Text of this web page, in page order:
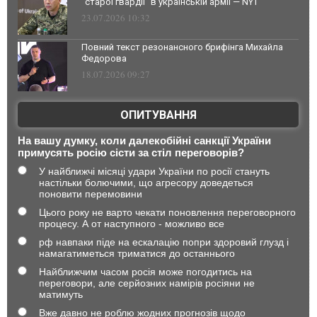
23.07.2026 10:32
Повний текст резонансного брифінга Михайла
Федорова
18.07.2026 09:27
ОПИТУВАННЯ
На вашу думку, коли далекобійні санкції України
примусять росію сісти за стіл переговорів?
У найближчі місяці удари України по росії стануть
настільки болючими, що агресору доведеться
поновити перемовини
Цього року не варто чекати поновлення переговорного
процесу. А от наступного - можливо все
рф навпаки піде на ескалацію попри здоровий глузд і
намагатиметься триматися до останнього
Найближчим часом росія може погодитись на
переговори, але серйозних намірів росіяни не
матимуть
Вже давно не роблю жодних прогнозів щодо